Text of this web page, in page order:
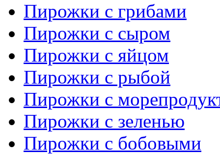
Пирожки с грибами
Пирожки с сыром
Пирожки с яйцом
Пирожки с рыбой
Пирожки с
Пирожки с зеленью
Пирожки с бобовыми